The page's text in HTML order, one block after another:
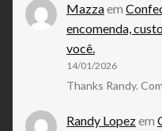
Mazzaem
encomenda,
você.
14/01/2026
Thanks Randy.
Randy Lopezem